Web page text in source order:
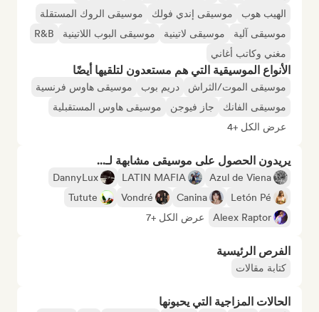
الهيب هوب
موسيقى إندي فولك
موسيقى الروك المستقلة
موسيقى آلية
موسيقى لاتينية موسيقى البوب اللاتينية
R&B
مغني وكاتب أغاني
الأنواع الموسيقية التي هم مستعدون لتلقيها أيضًا
موسيقى الموت/الثراش دريم بوب
موسيقى هاوس فرنسية
موسيقى الفانك
جاز فيوجن
موسيقى هاوس المستقبلية
عرض الكل +4
يريدون الحصول على موسيقى مشابهة لـ...
Azul de Viena
LATIN MAFIA
DannyLux
Letón Pé
Canina
Vondré
Tutute
Aleex Raptor
عرض الكل +7
الفرص الرئيسية
كتابة مقالات
الحالات المزاجية التي يحبونها